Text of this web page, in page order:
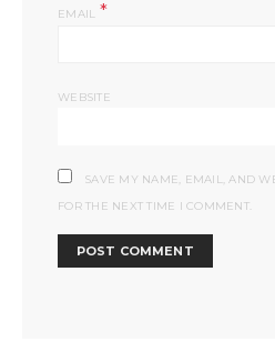
EMAIL *
WEBSITE
SAVE MY NAME, EMAIL, AND
FOR THE NEXT TIME I COMMENT.